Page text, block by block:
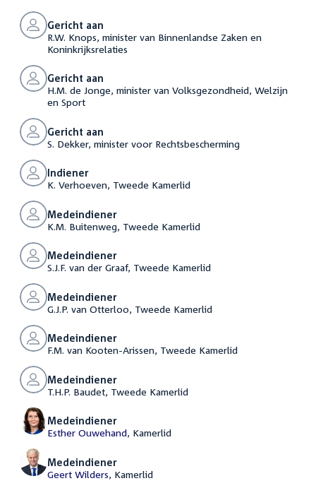
Gericht aan
R.W. Knops, minister van Binnenlandse Zaken en
Koninkrijksrelaties
Gericht aan
H.M. de Jonge, minister van Volksgezondheid, Welzijn
en Sport
Gericht aan
S. Dekker, minister voor Rechtsbescherming
Indiener
K. Verhoeven, Tweede Kamerlid
Medeindiener
K.M. Buitenweg, Tweede Kamerlid
Medeindiener
S.J.F. van der Graaf, Tweede Kamerlid
Medeindiener
G.J.P. van Otterloo, Tweede Kamerlid
Medeindiener
F.M. van Kooten-Arissen, Tweede Kamerlid
Medeindiener
T.H.P. Baudet, Tweede Kamerlid
Medeindiener
Esther Ouwehand, Kamerlid
Medeindiener
Geert Wilders, Kamerlid